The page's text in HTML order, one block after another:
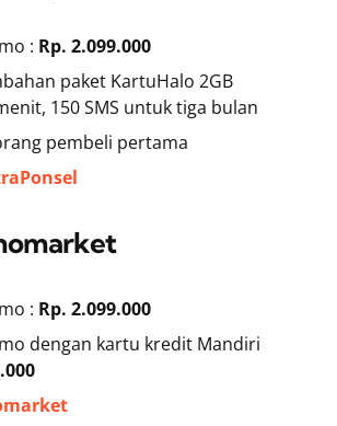
: Rp. 2.099.000
paket KartuHalo 2GB
150 SMS untuk tiga bulan
pembeli pertama
: Rp. 2.099.000
dengan kartu kredit Mandiri